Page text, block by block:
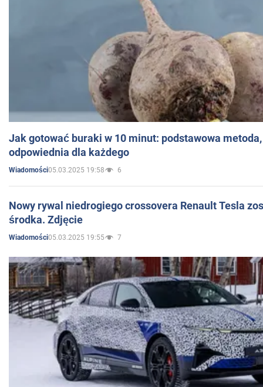
Jak gotować buraki w 10 minut: podstawowa
odpowiednia dla każdego
Wiadomości05.03.2025 19:58 6
Nowy rywal niedrogiego crossovera Renault Tesla
środka. Zdjęcie
Wiadomości05.03.2025 19:55 7